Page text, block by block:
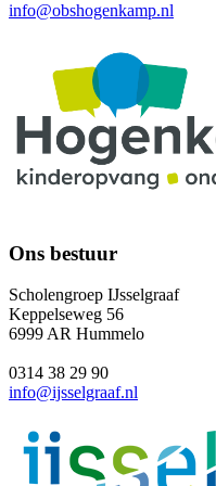
info@obshogenkamp.nl
Ons bestuur
Scholengroep IJsselgraaf
Keppelseweg 56
6999 AR Hummelo
0314 38 29 90
info@ijsselgraaf.nl